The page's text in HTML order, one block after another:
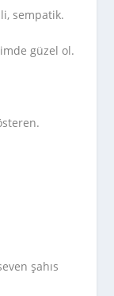
sempatik.
güzel ol.
şahıs